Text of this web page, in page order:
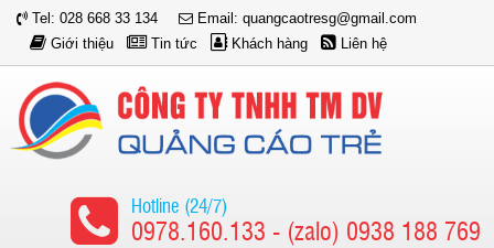
Tel: 028 668 33 134
Email: quangcaotresg@gmail.com
Giới thiệu
Tin tức Khách hàng Liên hệ
Hotline (24/7)
0978.160.133 - (zalo) 0938 188 769